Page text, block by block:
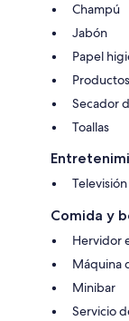
Champú
Jabón
Papel
Secador
Toallas
Comida y
Hervidor
Máquina
Minibar
Servicio